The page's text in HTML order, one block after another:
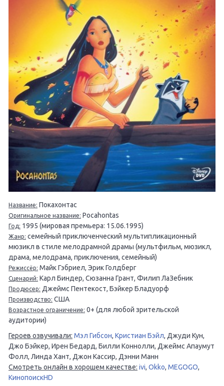
Название: Покахонтас
Оригинальное название: Pocahontas
Год: 1995 (мировая премьера: 15.06.1995)
Жанр: семейный приключенческий мультипликационный
мюзикл в стиле мелодрамной драмы (мультфильм, мюзикл,
драма, мелодрама, приключения, семейный)
Режиссёр: Майк Гэбриел, Эрик Голдберг
Сценарий: Карл Биндер, Сюзанна Грант, Филип ЛаЗебник
Продюсер: Джеймс Пентекост, Бэйкер Бладуорф
Производство: США
Возрастное ограничение: 0+ (для любой зрительской
аудитории)
Героев озвучивали: Мэл Гибсон, Кристиан Бэйл, Джуди Кун,
Джо Бэйкер, Ирен Бедард, Билли Коннолли, Джеймс Апаумут
Фолл, Линда Хант, Джон Кассир, Дэнни Манн
Смотреть онлайн в хорошем качестве: ivi, Okko, MEGOGO,
КинопоискHD